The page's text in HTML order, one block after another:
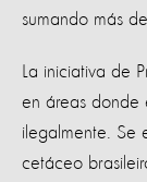
sumando más
La iniciativa de
en áreas donde
ilegalmente. Se
cetáceo